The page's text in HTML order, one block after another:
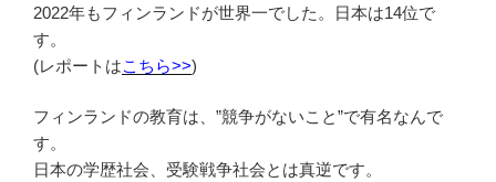
2022年もフィンランドが世界一でした。日本は14位で
す。
(レポートはこちら>>)
フィンランドの教育は、”競争がないこと”で有名なんで
す。
日本の学歴社会、受験戦争社会とは真逆です。